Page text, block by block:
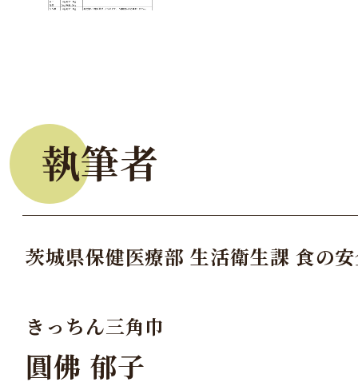
執筆者
茨城県保健医療部 生活衛生課 食の
きっちん三角巾
圓佛 郁子